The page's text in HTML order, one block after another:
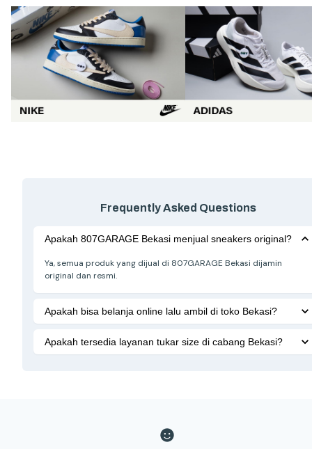
Frequently Asked Questions
Apakah 807GARAGE Bekasi menjual sneakers original?
Ya, semua produk yang dijual di 807GARAGE Bekasi dijamin
original dan resmi.
Apakah bisa belanja online lalu ambil di toko Bekasi?
Apakah tersedia layanan tukar size di cabang Bekasi?